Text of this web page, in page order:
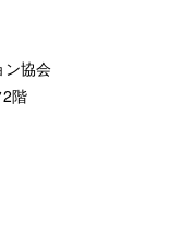
協会
階